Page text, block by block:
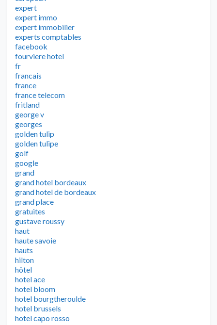
expert
expert immo
expert immobilier
experts comptables
facebook
fourviere hotel
fr
francais
france
france telecom
fritland
george v
georges
golden tulip
golden tulipe
golf
google
grand
grand hotel bordeaux
grand hotel de bordeaux
grand place
gratuites
gustave roussy
haut
haute savoie
hauts
hilton
hôtel
hotel ace
hotel bloom
hotel bourgtheroulde
hotel brussels
hotel capo rosso